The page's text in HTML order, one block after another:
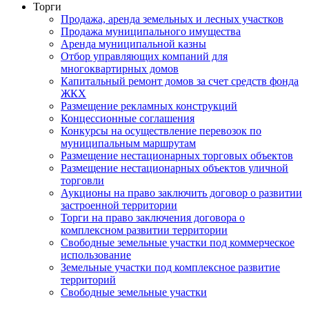
Торги
Продажа, аренда земельных и лесных участков
Продажа муниципального имущества
Аренда муниципальной казны
Отбор управляющих компаний для
многоквартирных домов
Капитальный ремонт домов за счет средств фонда
ЖКХ
Размещение рекламных конструкций
Концессионные соглашения
Конкурсы на осуществление перевозок по
муниципальным маршрутам
Размещение нестационарных торговых объектов
Размещение нестационарных объектов уличной
торговли
Аукционы на право заключить договор о развитии
застроенной территории
Торги на право заключения договора о
комплексном развитии территории
Свободные земельные участки под коммерческое
использование
Земельные участки под комплексное развитие
территорий
Свободные земельные участки